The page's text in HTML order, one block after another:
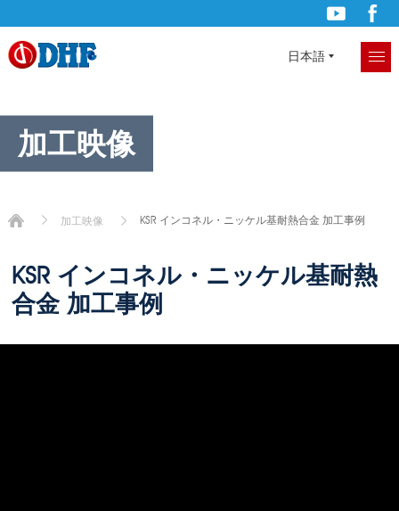
日本語
加工映像
加工映像 KSR インコネル・ニッケル基耐熱合金 加工事例
KSR インコネル・ニッケル基耐熱
合金 加工事例